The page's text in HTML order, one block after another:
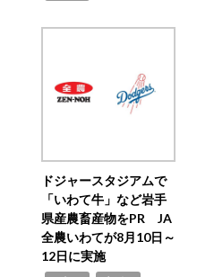
ドジャースタジアムで
「いわて牛」など岩手
県産農畜産物をPR JA
全農いわてが8月10日～
12日に実施